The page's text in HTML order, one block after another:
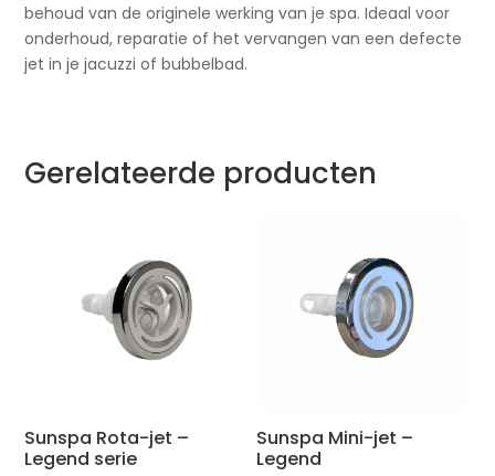
behoud van de originele werking van je spa. Ideaal voor
onderhoud, reparatie of het vervangen van een defecte
jet in je jacuzzi of bubbelbad.
Gerelateerde producten
Sunspa Rota-jet –
Legend serie
Sunspa Mini-jet –
Legend